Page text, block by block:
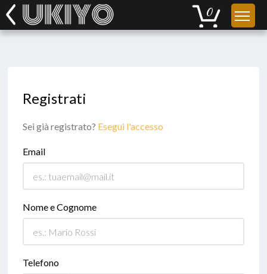
Registrati
Sei già registrato? Esegui l'accesso
Email
Nome e Cognome
Telefono